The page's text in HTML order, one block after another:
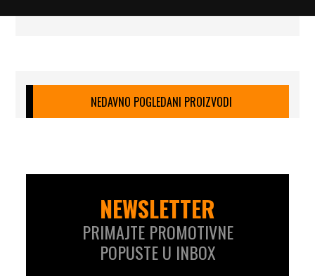
NEDAVNO POGLEDANI PROIZVODI
NEWSLETTER
PRIMAJTE PROMOTIVNE
POPUSTE U INBOX